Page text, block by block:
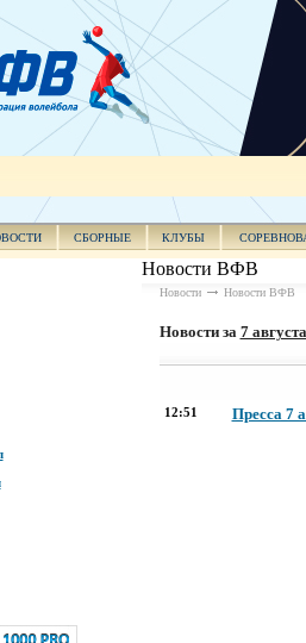
СБОРНЫЕ КЛУБЫ
Новости ВФВ
Новости Новости ВФВ
Новости за 7
12:51 Пресса 7